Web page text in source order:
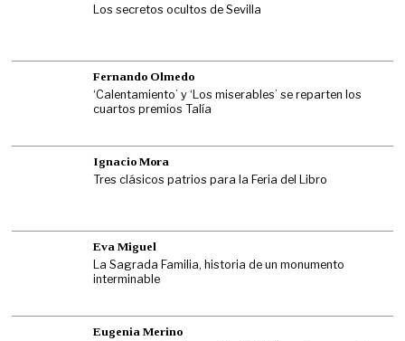
Los secretos ocultos de Sevilla
Fernando Olmedo
‘Calentamiento’ y ‘Los miserables’ se reparten los
cuartos premios Talía
Ignacio Mora
Tres clásicos patrios para la Feria del Libro
Eva Miguel
La Sagrada Familia, historia de un monumento
interminable
Eugenia Merino